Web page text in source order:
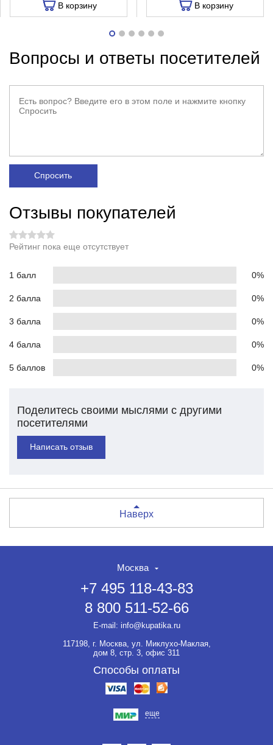
В корзину В корзину
Вопросы и ответы посетителей
Спросить
Отзывы покупателей
Рейтинг пока еще отсутствует
1 балл 0%
2 балла 0%
3 балла 0%
4 балла 0%
5 баллов 0%
Поделитесь своими мыслями с другими
посетителями
Написать отзыв
Наверх
Москва
+7 495 118-43-83
8 800 511-52-66
E-mail: info@kupatika.ru
117198, г. Москва, ул. Миклухо-Маклая,
дом 8, стр. 3, офис 311
Способы оплаты
еще